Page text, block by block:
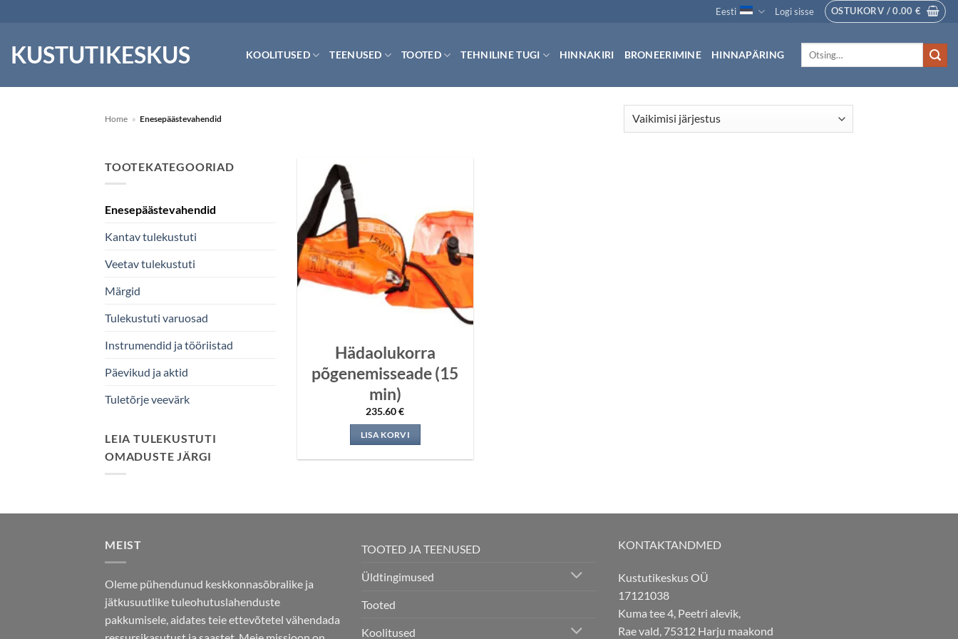
content
Eesti Logi sisse OSTUKORV /0.00€
KUSTUTIKESKUS KOOLITUSED TEENUSED TOOTED TEHNILINE TUGI HINNAKIRI BRONEERIMINE HINNAPÄRING Otsi:
Home » Enesepäästevahendid
TOOTEKATEGOORIAD
Enesepäästevahendid
Kantav tulekustuti
Veetav tulekustuti
Märgid
Tulekustuti varuosad
Instrumendid ja tööriistad
Päevikud ja aktid
Tuletõrje veevärk
LEIA TULEKUSTUTI
OMADUSTE JÄRGI
Hädaolukorra
põgenemisseade (15
min)
235.60€
LISA KORVI
MEIST
Oleme pühendunud keskkonnasõbralike ja
jätkusuutlike tuleohutuslahenduste
pakkumisele, aidates teie ettevõtetel vähendada
TOOTED JA TEENUSED
Üldtingimused
Tooted
Koolitused
KONTAKTANDMED
Kustutikeskus OÜ
17121038
Kuma tee 4, Peetri alevik,
Rae vald, 75312 Harju maakond